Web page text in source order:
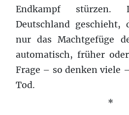
Endkampf
Deutschland
nur das Machtgefüge
automatisch, früher
Frage – so denken viele
Tod.
*